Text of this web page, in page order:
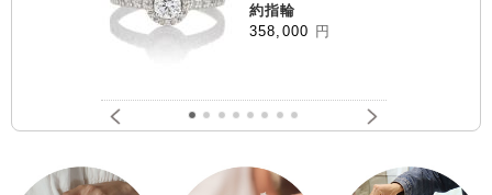
約指輪
358,000 円